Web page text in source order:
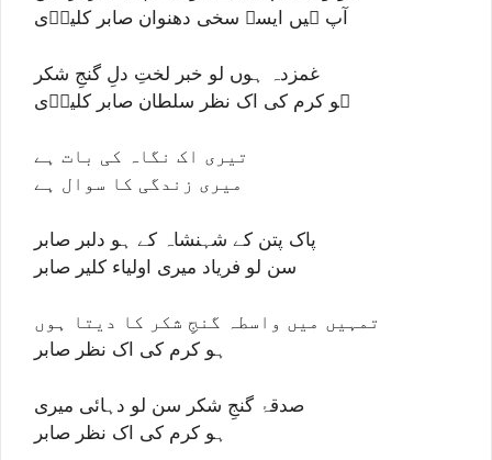
آپ ہیں ایسے سخی دھنوان صابر کلیرؔی
غمزدہ ہوں لو خبر لختِ دلِ گنجِ شکر
ہو کرم کی اک نظر سلطان صابر کلیرؔی
تیری اک نگاہ کی بات ہے
میری زندگی کا سوال ہے
پاک پتن کے شہنشاہ کے ہو دلبر صابر
سن لو فریاد میری اولیاء کلیر صابر
تمہیں میں واسطہ گنجِ شکر کا دیتا ہوں
ہو کرم کی اک نظر صابر
صدقۂ گنجِ شکر سن لو دہائی میری
ہو کرم کی اک نظر صابر